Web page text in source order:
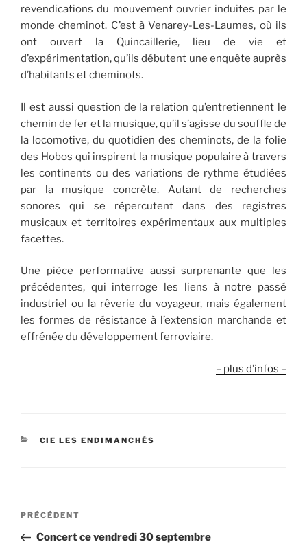
revendications du mouvement ouvrier induites par le
monde cheminot. C’est à Venarey-Les-Laumes, où ils
ont ouvert la Quincaillerie, lieu de vie et
d’expérimentation, qu’ils débutent une enquête auprès
d’habitants et cheminots.
Il est aussi question de la relation qu’entretiennent le
chemin de fer et la musique, qu’il s’agisse du souffle de
la locomotive, du quotidien des cheminots, de la folie
des Hobos qui inspirent la musique populaire à travers
les continents ou des variations de rythme étudiées
par la musique concrète. Autant de recherches
sonores qui se répercutent dans des registres
musicaux et territoires expérimentaux aux multiples
facettes.
Une pièce performative aussi surprenante que les
précédentes, qui interroge les liens à notre passé
industriel ou la rêverie du voyageur, mais également
les formes de résistance à l’extension marchande et
effrénée du développement ferroviaire.
– plus d’infos –
CATÉGORIES
CIE LES ENDIMANCHÉS
Navigation
l’article
Article
précédent
PRÉCÉDENT
Concert ce vendredi 30 septembre